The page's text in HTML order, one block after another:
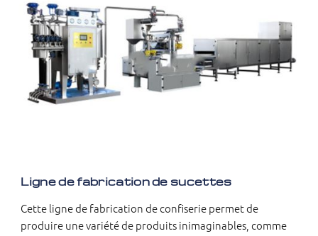
Ligne de fabrication de sucettes
Cette ligne de fabrication de confiserie permet de
produire une variété de produits inimaginables, comme